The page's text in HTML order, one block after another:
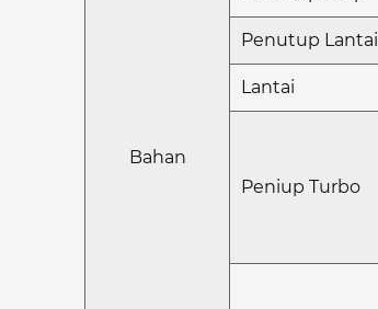
Bahan
Penutup Lantai
Lantai
Peniup Turbo